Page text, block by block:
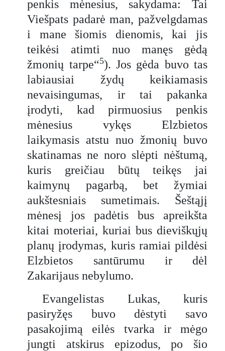
penkis mėnesius, sakydama: Tai
Viešpats padarė man, pažvelgdamas
i mane šiomis dienomis, kai jis
teikėsi atimti nuo manęs gėdą
žmonių tarpe“5). Jos gėda buvo tas
labiausiai žydų keikiamasis
nevaisingumas, ir tai pakanka
įrodyti, kad pirmuosius penkis
mėnesius vykęs Elzbietos
laikymasis atstu nuo žmonių buvo
skatinamas ne noro slėpti nėštumą,
kuris greičiau būtų teikęs jai
kaimynų pagarbą, bet žymiai
aukštesniais sumetimais. Šeštąjį
mėnesį jos padėtis bus apreikšta
kitai moteriai, kuriai bus dieviškųjų
planų įrodymas, kuris ramiai pildėsi
Elzbietos santūrumu ir dėl
Zakarijaus nebylumo.
Evangelistas Lukas, kuris
pasiryžęs buvo dėstyti savo
pasakojimą eilės tvarka ir mėgo
jungti atskirus epizodus, po šio